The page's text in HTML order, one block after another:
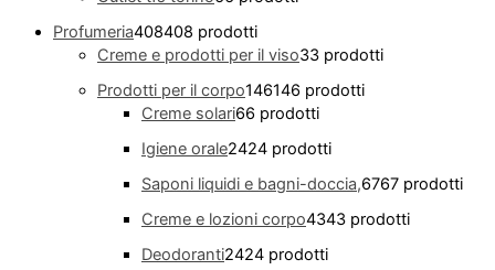
Profumeria408408 prodotti
Creme e prodotti per il viso33 prodotti
Prodotti per il corpo146146 prodotti
Creme solari66 prodotti
Igiene orale2424 prodotti
Saponi liquidi e bagni-doccia,6767 prodotti
Creme e lozioni corpo4343 prodotti
Deodoranti2424 prodotti